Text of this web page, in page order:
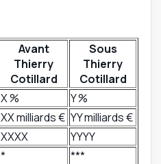
Avant
Thierry
Cotillard
Sous
Thierry
Cotillard
X %
Y %
XX milliards € YY milliards €
XXXX
YYYY
*
***